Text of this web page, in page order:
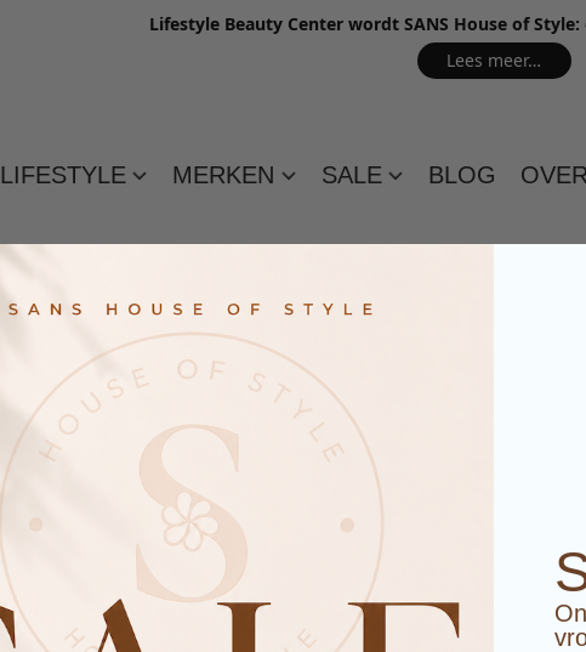
Lifestyle Beauty Center wordt SANS House of
Lees meer…
LIFESTYLE MERKEN SALE BLOG